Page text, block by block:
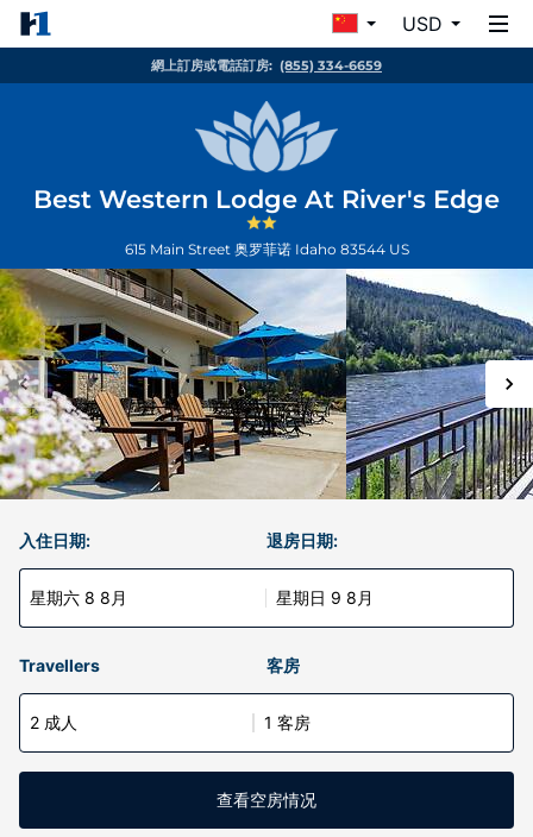
USD
網上訂房或電話訂房: (855) 334-6659
Best Western Lodge At River's Edge
615 Main Street 奥罗菲诺 Idaho 83544 US
入住日期:
星期六 8 8月
退房日期:
星期日 9 8月
Travellers 客房
2 成人 1 客房
查看空房情况